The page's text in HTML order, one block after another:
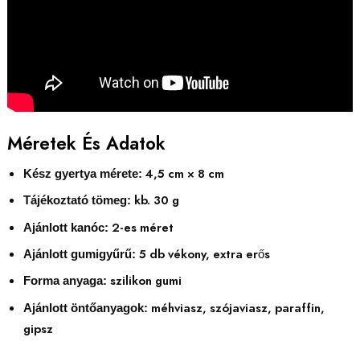
Méretek És Adatok
Kész gyertya mérete: 4,5 cm × 8 cm
Tájékoztató tömeg: kb. 30 g
Ajánlott kanóc: 2-es méret
Ajánlott gumigyűrű: 5 db vékony, extra erős
Forma anyaga: szilikon gumi
Ajánlott öntőanyagok: méhviasz, szójaviasz, paraffin,
gipsz